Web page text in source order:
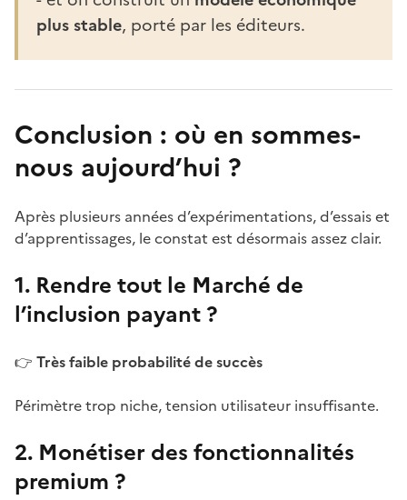
plus stable, porté par les éditeurs.
Conclusion : où en sommes-
nous aujourd’hui ?
Après plusieurs années d’expérimentations, d’essais et
d’apprentissages, le constat est désormais assez clair.
1. Rendre tout le Marché de
l’inclusion payant ?
👉 Très faible probabilité de succès
Périmètre trop niche, tension utilisateur insuffisante.
2. Monétiser des fonctionnalités
premium ?